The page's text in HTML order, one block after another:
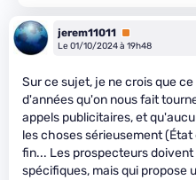
jerem11011 Premium
Le 01/10/2024 à 19h48
Sur ce sujet, je ne crois que
d'années qu'on nous fait
appels publicitaires, et
les choses sérieusement
fin... Les prospecteurs
spécifiques, mais qui propose